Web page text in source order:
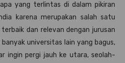
yang terlintas di dalam pikiran
karena merupakan salah satu
dan relevan dengan jurusan
universitas lain yang bagus,
ingin pergi jauh ke utara, seolah-